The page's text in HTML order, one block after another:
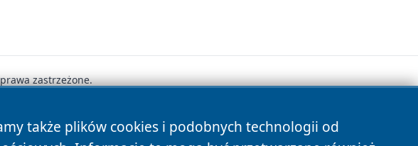
także plików cookies i podobnych technologii od
zastrzeżone.
Polityka Cookies